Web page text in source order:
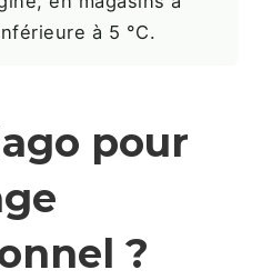
à 5 °C.
pour
?